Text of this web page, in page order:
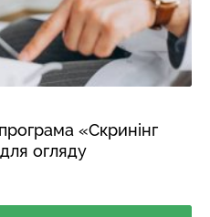
«Скринінг
огляду